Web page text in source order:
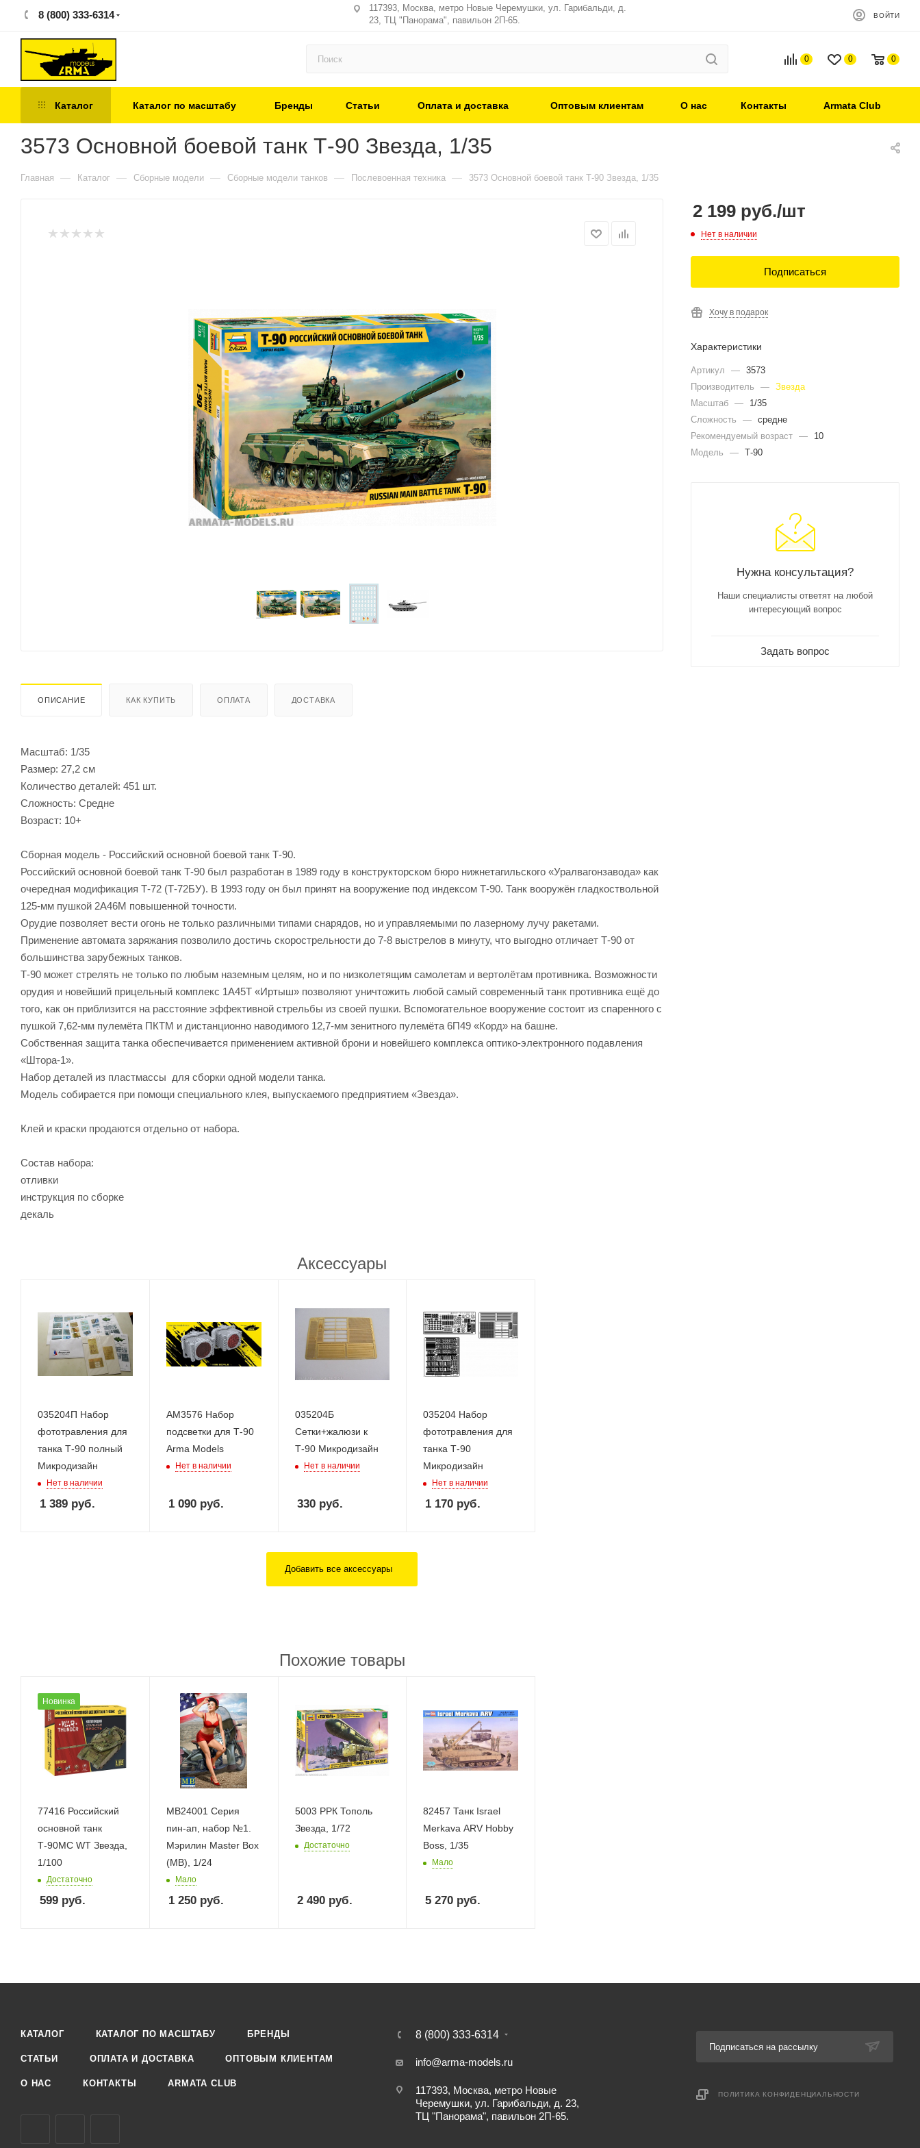
8 (800) 333-6314
117393, Москва, метро Новые Черемушки, ул. Гарибальди, д.
23, ТЦ "Панорама", павильон 2П-65.
ВОЙТИ
0 0 0
Каталог Каталог по масштабу Бренды Статьи Оплата и доставка Оптовым клиентам О нас Контакты Armata Club
3573 Основной боевой танк Т-90 Звезда, 1/35
Главная — Каталог — Сборные модели — Сборные модели танков — Послевоенная техника — 3573 Основной боевой танк Т-90 Звезда, 1/35
ОПИСАНИЕ КАК КУПИТЬ ОПЛАТА ДОСТАВКА
Масштаб: 1/35
Размер: 27,2 см
Количество деталей: 451 шт.
Сложность: Средне
Возраст: 10+
Сборная модель - Российский основной боевой танк Т-90.
Российский основной боевой танк Т-90 был разработан в 1989 году в конструкторском бюро нижнетагильского «Уралвагонзавода» как
очередная модификация Т-72 (Т-72БУ). В 1993 году он был принят на вооружение под индексом Т-90. Танк вооружён гладкоствольной
125-мм пушкой 2А46М повышенной точности.
Орудие позволяет вести огонь не только различными типами снарядов, но и управляемыми по лазерному лучу ракетами.
Применение автомата заряжания позволило достичь скорострельности до 7-8 выстрелов в минуту, что выгодно отличает Т-90 от
большинства зарубежных танков.
Т-90 может стрелять не только по любым наземным целям, но и по низколетящим самолетам и вертолётам противника. Возможности
орудия и новейший прицельный комплекс 1А45Т «Иртыш» позволяют уничтожить любой самый современный танк противника ещё до
того, как он приблизится на расстояние эффективной стрельбы из своей пушки. Вспомогательное вооружение состоит из спаренного с
пушкой 7,62-мм пулемёта ПКТМ и дистанционно наводимого 12,7-мм зенитного пулемёта 6П49 «Корд» на башне.
Собственная защита танка обеспечивается применением активной брони и новейшего комплекса оптико-электронного подавления
«Штора-1».
Набор деталей из пластмассы для сборки одной модели танка.
Модель собирается при помощи специального клея, выпускаемого предприятием «Звезда».
Клей и краски продаются отдельно от набора.
Состав набора:
отливки
инструкция по сборке
декаль
Аксессуары
035204П Набор
фототравления для
танка Т-90 полный
Микродизайн
Нет в наличии
1 389 руб.
AM3576 Набор
подсветки для Т-90
Arma Models
Нет в наличии
1 090руб.
035204Б
Сетки+жалюзи к
Т-90 Микродизайн
Нет в наличии
330руб.
035204 Набор
фототравления для
танка Т-90
Микродизайн
Нет в наличии
1 170 руб.
Добавить все аксессуары
Похожие товары
Новинка
77416 Российский
основной танк
Т-90МС WT Звезда,
1/100
Достаточно
599 руб.
MB24001 Серия
пин-ап, набор №1.
Мэрилин Master Box
(MB), 1/24
Мало
1 250руб.
5003 РРК Тополь
Звезда, 1/72
Достаточно
2 490руб.
82457 Танк Israel
Merkava ARV Hobby
Boss, 1/35
Мало
5 270 руб.
2 199 руб./шт
Нет в наличии
Подписаться
Хочу в подарок
Характеристики
Артикул — 3573
Производитель
— Звезда
Масштаб —
1/35
Сложность
— средне
Рекомендуемый возраст —
10
Модель
— Т-90
Нужна консультация?
Наши специалисты ответят на любой
интересующий вопрос
Задать вопрос
КАТАЛОГ КАТАЛОГ ПО МАСШТАБУ БРЕНДЫ
СТАТЬИ ОПЛАТА И ДОСТАВКА ОПТОВЫМ КЛИЕНТАМ
О НАС КОНТАКТЫ ARMATA CLUB
8 (800) 333-6314
info@arma-models.ru
117393, Москва, метро Новые
Черемушки, ул. Гарибальди, д. 23,
ТЦ "Панорама", павильон 2П-65.
Подписаться на рассылку
ПОЛИТИКА КОНФИДЕНЦИАЛЬНОСТИ